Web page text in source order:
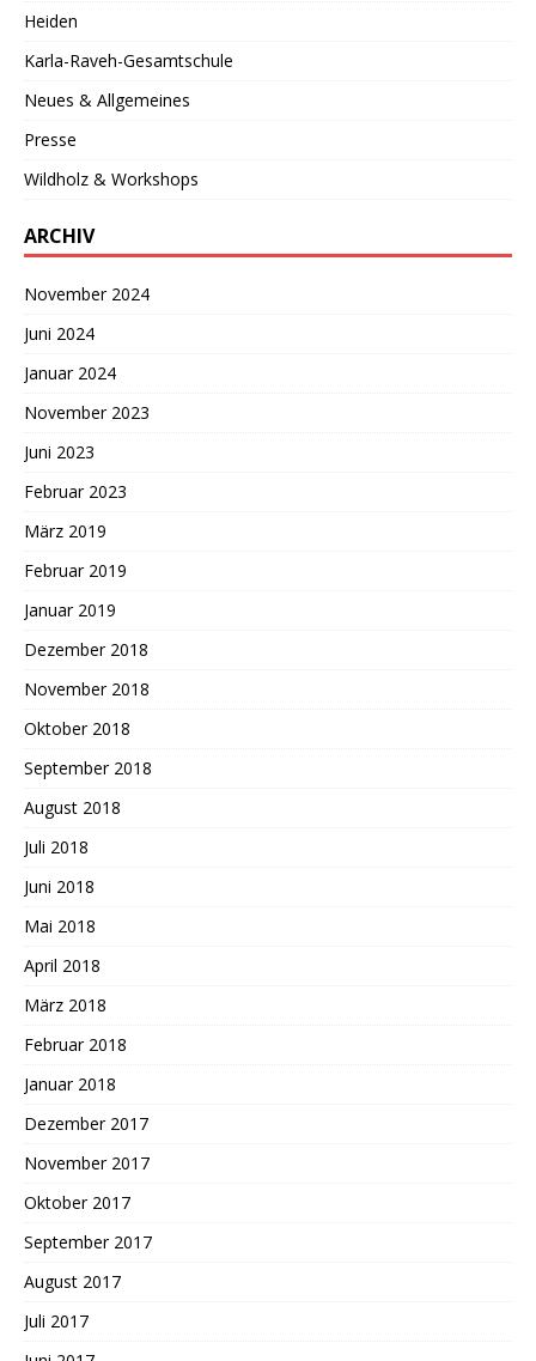
Heiden
Karla-Raveh-Gesamtschule
Neues & Allgemeines
Presse
Wildholz & Workshops
ARCHIV
November 2024
Juni 2024
Januar 2024
November 2023
Juni 2023
Februar 2023
März 2019
Februar 2019
Januar 2019
Dezember 2018
November 2018
Oktober 2018
September 2018
August 2018
Juli 2018
Juni 2018
Mai 2018
April 2018
März 2018
Februar 2018
Januar 2018
Dezember 2017
November 2017
Oktober 2017
September 2017
August 2017
Juli 2017